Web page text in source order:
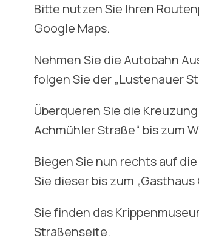
Bitte nutzen Sie Ihren
Google Maps.
Nehmen Sie die Autobahn
folgen Sie der „Lustenauer
Überqueren Sie die
Achmühler Straße“ bis zum
Biegen Sie nun rechts auf
Sie dieser bis zum „Gasthaus
Sie finden das
Straßenseite.